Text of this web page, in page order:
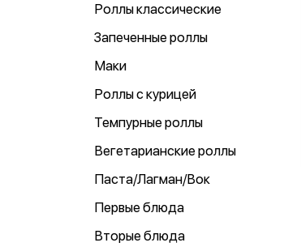
Роллы классические
Запеченные роллы
Маки
Роллы с курицей
Темпурные роллы
Вегетарианские роллы
Паста/Лагман/Вок
Первые блюда
Вторые блюда